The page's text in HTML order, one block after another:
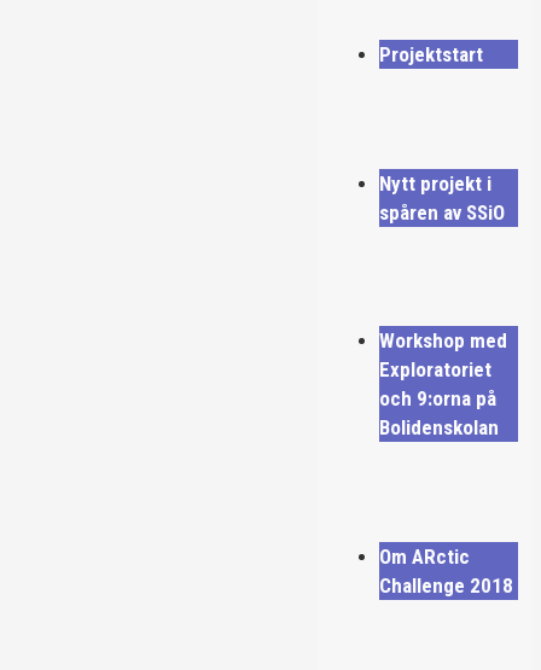
Projektstart
Nytt projekt i
spåren av SSiO
Workshop med
Exploratoriet
och 9:orna på
Bolidenskolan
Om ARctic
Challenge 2018